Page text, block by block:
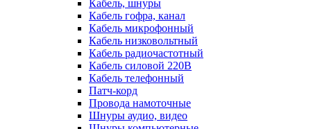
Кабель, шнуры
Кабель гофра, канал
Кабель микрофонный
Кабель низковольтный
Кабель радиочастотный
Кабель силовой 220В
Кабель телефонный
Патч-корд
Провода намоточные
Шнуры аудио, видео